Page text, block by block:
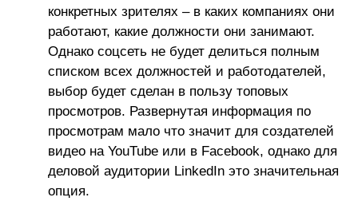
конкретных зрителях – в каких компаниях они
работают, какие должности они занимают.
Однако соцсеть не будет делиться полным
списком всех должностей и работодателей,
выбор будет сделан в пользу топовых
просмотров. Развернутая информация по
просмотрам мало что значит для создателей
видео на YouTube или в Facebook, однако для
деловой аудитории LinkedIn это значительная
опция.